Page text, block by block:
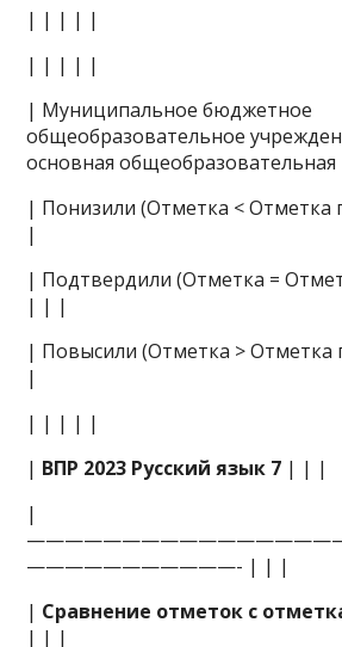
| | | | |
| | | | |
| Муниципальное бюджетное
общеобразовательное
основная
| Понизили (Отметка < Отметка
|
| Подтвердили (Отметка =
| | |
| Повысили (Отметка > Отметка
|
| | | | |
| ВПР 2023 Русский язык 7 | | |
|
———————————- | | |
| Сравнение отметок с
| | |